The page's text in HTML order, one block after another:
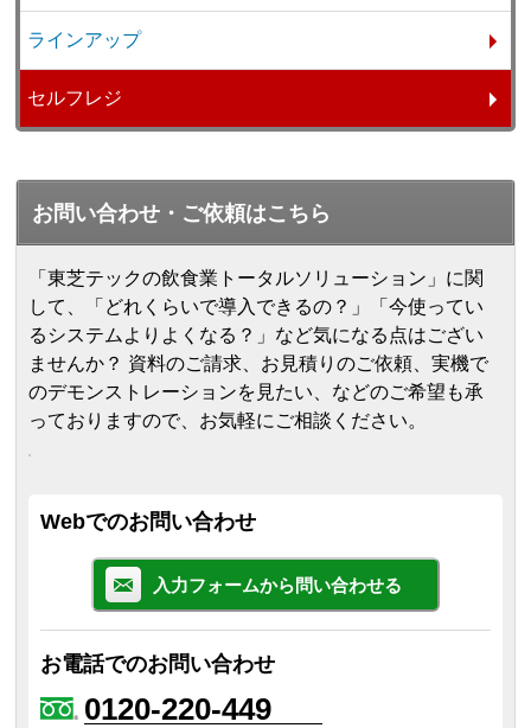
ラインアップ
セルフレジ
お問い合わせ・ご依頼はこちら
「東芝テックの飲食業トータルソリューション」に関
して、「どれくらいで導入できるの？」「今使ってい
るシステムよりよくなる？」など気になる点はござい
ませんか？ 資料のご請求、お見積りのご依頼、実機で
のデモンストレーションを見たい、などのご希望も承
っておりますので、お気軽にご相談ください。
Webでのお問い合わせ
入力フォームから問い合わせる
お電話でのお問い合わせ
0120-220-449